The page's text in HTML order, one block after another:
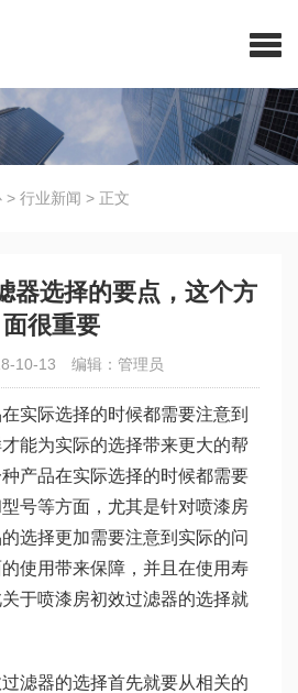
> 行业新闻 > 正文
器选择的要点，这个方
面很重要
10-13 编辑：管理员
实际选择的时候都需要注意到
能为实际的选择带来更大的帮
产品在实际选择的时候都需要
号等方面，尤其是针对喷漆房
选择更加需要注意到实际的问
使用带来保障，并且在使用寿
于喷漆房初效过滤器的选择就
滤器的选择首先就要从相关的